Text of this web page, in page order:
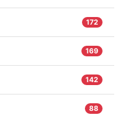
172
169
142
88